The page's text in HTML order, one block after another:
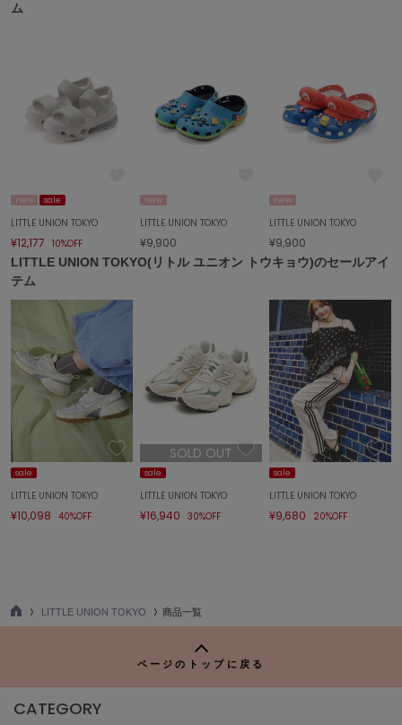
ム
new sale
LITTLE UNION TOKYO
¥12,177 10%OFF
new
LITTLE UNION TOKYO
¥9,900
new
LITTLE UNION TOKYO
¥9,900
LITTLE UNION TOKYO(リトル ユニオン トウキョウ)のセールアイ
テム
sale
LITTLE UNION TOKYO
¥10,098 40%OFF
SOLD OUT
sale
LITTLE UNION TOKYO
¥16,940 30%OFF
sale
LITTLE UNION TOKYO
¥9,680 20%OFF
TO
LITTLE UNION TOKYO 商品一覧
ページのトップに戻る
CATEGORY